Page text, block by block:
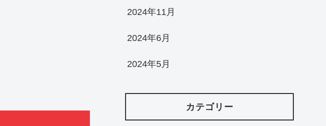
2024年11月
2024年6月
2024年5月
カテゴリー